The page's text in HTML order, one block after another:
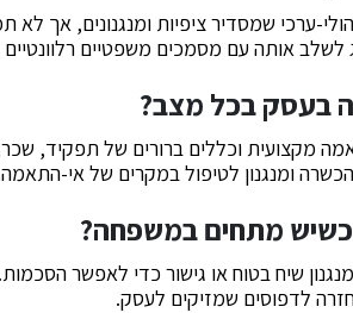
ערכי שמסדיר ציפיות ומנגנונים, אך לא
לשלב אותה עם מסמכים משפטיים
בעסק בכל מצב?
וכללים ברורים של תפקיד, שכר,
ומנגנון לטיפול במקרים של אי-
מתחים במשפחה?
שיח בטוח או גישור כדי לאפשר
לדפוסים שמזיקים לעסק.